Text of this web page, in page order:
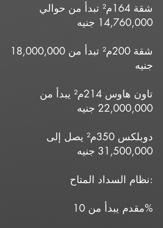
شقة 164م² تبدأ من حوالي
14,760,000 جنيه
شقة 200م² تبدأ من 18,000,000
جنيه
تاون هاوس 214م² يبدأ من
22,000,000 جنيه
دوبلكس 350م² يصل إلى
31,500,000 جنيه
نظام السداد المتاح:
مقدم يبدأ من 10%